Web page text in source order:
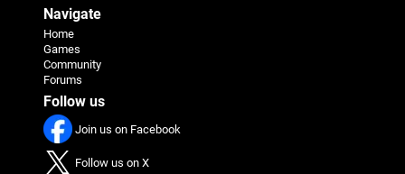
Navigate
Home
Games
Community
Forums
Follow us
Join us on Facebook
Follow us on X